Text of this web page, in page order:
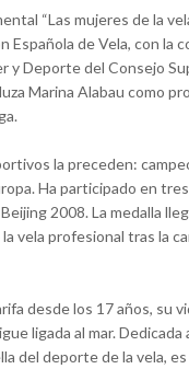
“Las mujeres de la
Española de Vela, con la
y Deporte del Consejo
Marina Alabau como
la preceden:
Ha participado en
2008. La medalla
vela profesional tras la
desde los 17 años, su
ligada al mar. Dedicada
del deporte de la vela,